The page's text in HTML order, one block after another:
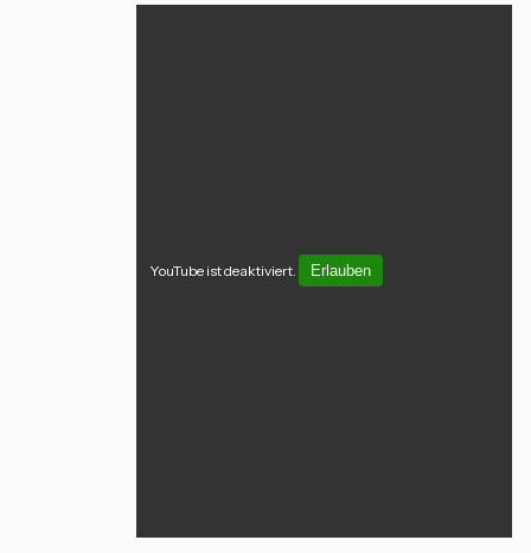
YouTube ist deaktiviert. Erlauben